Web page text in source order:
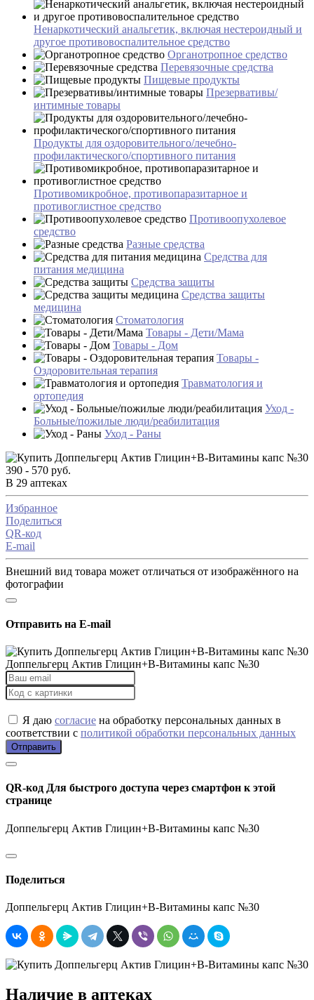
Ненаркотический анальгетик, включая нестероидный и
другое противовоспалительное средство
Органотропное средство
Перевязочные средства
Пищевые продукты
Презервативы/
интимные товары
Продукты для оздоровительного/лечебно-
профилактического/спортивного питания
Противомикробное, противопаразитарное и
противоглистное средство
Противоопухолевое
средство
Разные средства
Средства для
питания медицина
Средства защиты
Средства защиты
медицина
Стоматология
Товары - Дети/Мама
Товары - Дом
Товары -
Оздоровительная терапия
Травматология и
ортопедия
Уход -
Больные/пожилые люди/реабилитация
Уход - Раны
390 - 570 руб.
В 29 аптеках
Избранное
Поделиться
QR-код
E-mail
Внешний вид товара может отличаться от изображённого на
фотографии
Отправить на E-mail
Доппельгерц Актив Глицин+В-Витамины капс №30
Я даю согласие на обработку персональных данных в
соответствии с политикой обработки персональных данных
Отправить
QR-код Для быстрого доступа через смартфон к этой
странице
Доппельгерц Актив Глицин+В-Витамины капс №30
Поделиться
Доппельгерц Актив Глицин+В-Витамины капс №30
Наличие в аптеках